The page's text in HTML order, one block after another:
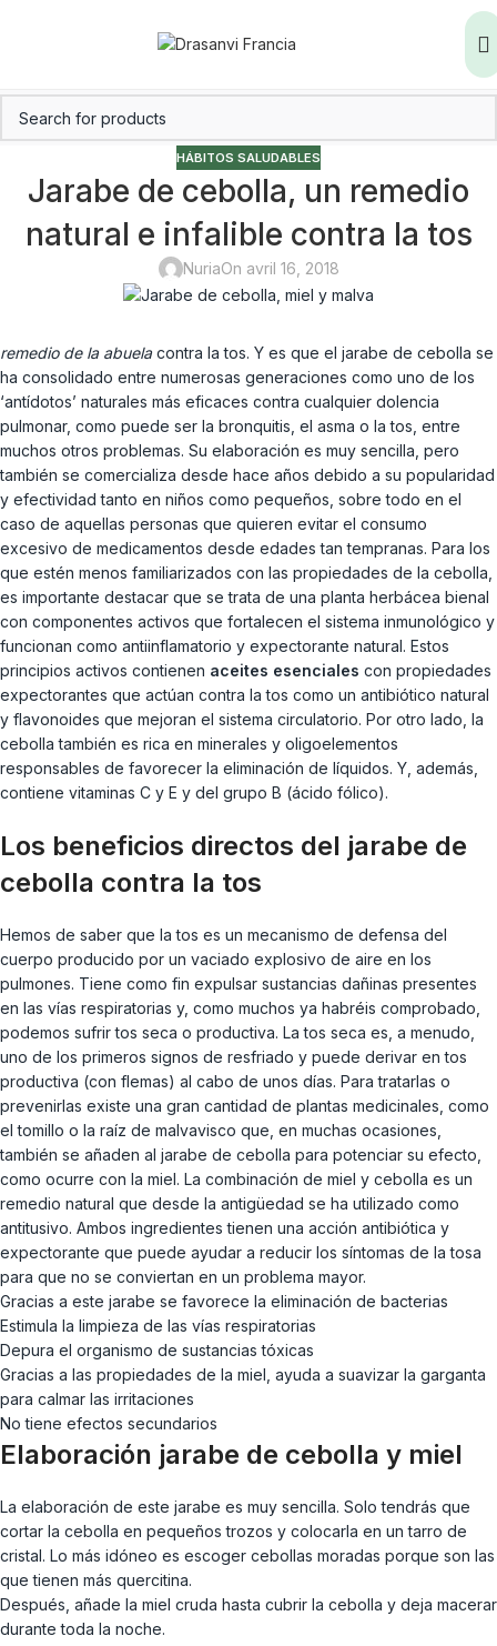
HÁBITOS SALUDABLES
Jarabe de cebolla, un remedio
natural e infalible contra la tos
NuriaOn avril 16, 2018
remedio de la abuelacontra la tos. Y es que el jarabe de cebolla se
ha consolidado entre numerosas generaciones como uno de los
‘antídotos’ naturales más eficaces contra cualquier dolencia
pulmonar, como puede ser la bronquitis, el asma o la tos, entre
muchos otros problemas. Su elaboración es muy sencilla, pero
también se comercializa desde hace años debido a su popularidad
y efectividad tanto en niños como pequeños, sobre todo en el
caso de aquellas personas que quieren evitar el consumo
excesivo de medicamentos desde edades tan tempranas. Para los
que estén menos familiarizados con las propiedades de la cebolla,
es importante destacar que se trata de una planta herbácea bienal
con componentes activos que fortalecen el sistema inmunológico y
funcionan como antiinflamatorio y expectorante natural. Estos
principios activos contienen aceites esenciales con propiedades
expectorantes que actúan contra la tos como un antibiótico natural
y flavonoides que mejoran el sistema circulatorio. Por otro lado, la
cebolla también es rica en minerales y oligoelementos
responsables de favorecer la eliminación de líquidos. Y, además,
contiene vitaminas C y E y del grupo B (ácido fólico).
Los beneficios directos del jarabe de
cebolla contra la tos
Hemos de saber que la tos es un mecanismo de defensa del
cuerpo producido por un vaciado explosivo de aire en los
pulmones. Tiene como fin expulsar sustancias dañinas presentes
en las vías respiratorias y, como muchos ya habréis comprobado,
podemos sufrir tos seca o productiva. La tos seca es, a menudo,
uno de los primeros signos de resfriado y puede derivar en tos
productiva (con flemas) al cabo de unos días. Para tratarlas o
prevenirlas existe una gran cantidad de plantas medicinales, como
el tomillo o la raíz de malvavisco que, en muchas ocasiones,
también se añaden al jarabe de cebolla para potenciar su efecto,
como ocurre con la miel. La combinación de miel y cebolla es un
remedio natural que desde la antigüedad se ha utilizado como
antitusivo. Ambos ingredientes tienen una acción antibiótica y
expectorante que puede ayudar a reducir los síntomas de la tosa
para que no se conviertan en un problema mayor.
Gracias a este jarabe se favorece la eliminación de bacterias
Estimula la limpieza de las vías respiratorias
Depura el organismo de sustancias tóxicas
Gracias a las propiedades de la miel, ayuda a suavizar la garganta
para calmar las irritaciones
No tiene efectos secundarios
Elaboración jarabe de cebolla y miel
La elaboración de este jarabe es muy sencilla. Solo tendrás que
cortar la cebolla en pequeños trozos y colocarla en un tarro de
cristal. Lo más idóneo es escoger cebollas moradas porque son las
que tienen más quercitina.
Después, añade la miel cruda hasta cubrir la cebolla y deja macerar
durante toda la noche.